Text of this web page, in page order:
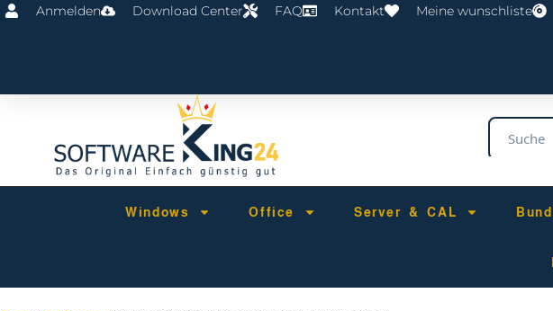
Anmelden Download Center FAQ Kontakt Meine wunschliste
Windows Office Server & CAL